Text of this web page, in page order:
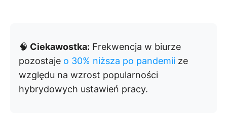
🧠 Ciekawostka: Frekwencja w biurze
pozostaje o 30% niższa po pandemii ze
względu na wzrost popularności
hybrydowych ustawień pracy.